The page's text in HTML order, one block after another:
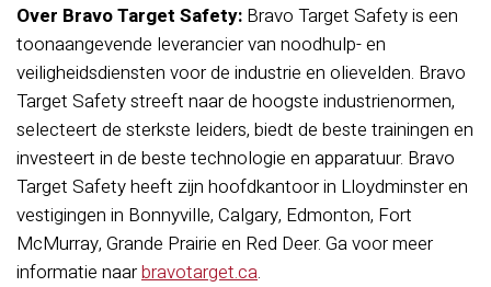
Over Bravo Target Safety: Bravo Target Safety is een
toonaangevende leverancier van noodhulp- en
veiligheidsdiensten voor de industrie en olievelden. Bravo
Target Safety streeft naar de hoogste industrienormen,
selecteert de sterkste leiders, biedt de beste trainingen en
investeert in de beste technologie en apparatuur. Bravo
Target Safety heeft zijn hoofdkantoor in Lloydminster en
vestigingen in Bonnyville, Calgary, Edmonton, Fort
McMurray, Grande Prairie en Red Deer. Ga voor meer
informatie naarbravotarget.ca.